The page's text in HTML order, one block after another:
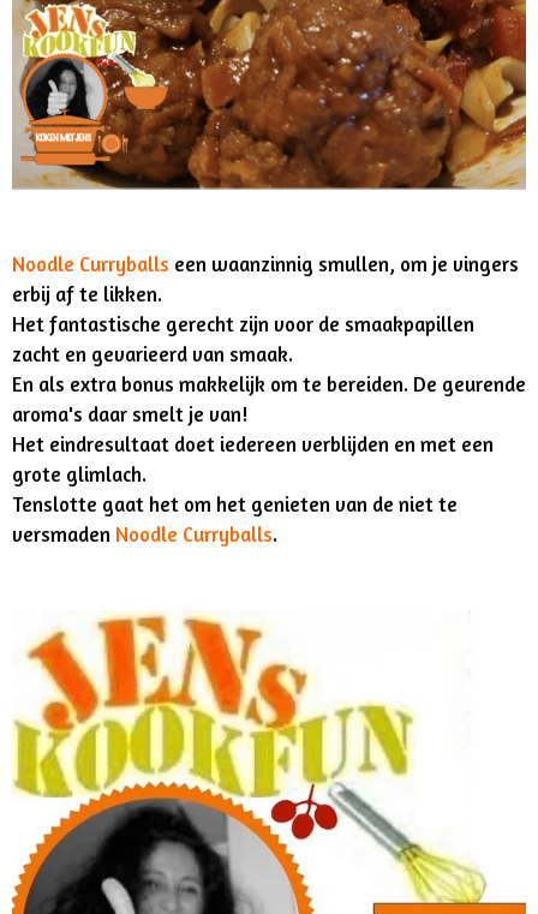
Noodle Curryballs een waanzinnig smullen, om je vingers
erbij af te likken.
Het fantastische gerecht zijn voor de smaakpapillen
zacht en gevarieerd van smaak.
En als extra bonus makkelijk om te bereiden. De geurende
aroma's daar smelt je van!
Het eindresultaat doet iedereen verblijden en met een
grote glimlach.
Tenslotte gaat het om het genieten van de niet te
versmaden Noodle Curryballs.